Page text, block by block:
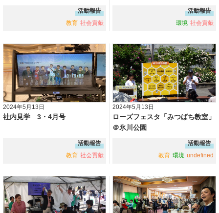
活動報告
教育 社会貢献
活動報告
環境 社会貢献
2024年5月13日
社内見学 3・4月号
活動報告
教育 社会貢献
2024年5月13日
ローズフェスタ「みつばち教室」
＠氷川公園
活動報告
教育 環境 undefined